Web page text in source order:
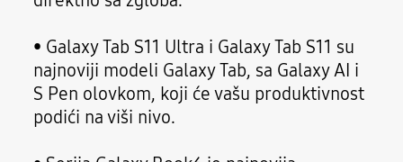
• Galaxy Tab S11 Ultra i Galaxy Tab S11 su
najnoviji modeli Galaxy Tab, sa Galaxy AI i
S Pen olovkom, koji će vašu produktivnost
podići na viši nivo.